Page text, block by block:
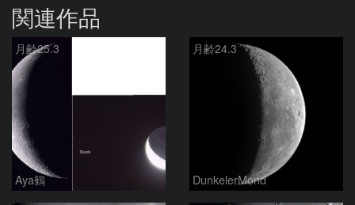
関連作品
月齢25.3
Aya鶴
月齢24.3
DunkelerMond